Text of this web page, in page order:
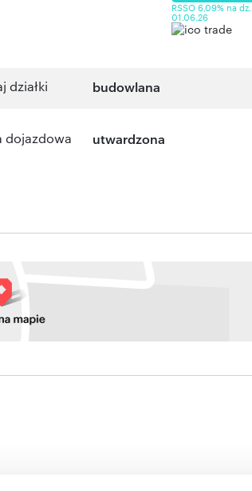
RSSO 6,09% na dz.
01.06.26
działki budowlana
dojazdowa utwardzona